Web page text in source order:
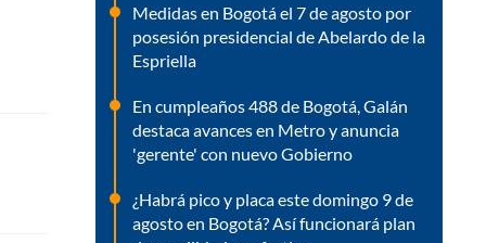
Medidas en Bogotá el 7 de agosto por
posesión presidencial de Abelardo de la
Espriella
En cumpleaños 488 de Bogotá, Galán
destaca avances en Metro y anuncia
'gerente' con nuevo Gobierno
¿Habrá pico y placa este domingo 9 de
agosto en Bogotá? Así funcionará plan